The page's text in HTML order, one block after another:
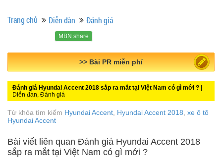
Trang chủ Diễn đàn Đánh giá
MBN share
>> Quảng cáo miễn phí
Đánh giá Hyundai Accent 2018 sắp ra mắt tại Việt Nam có gì mới ?
Diễn đàn, Đánh giá
Từ khóa tìm kiếm Hyundai Accent, Hyundai Accent 2018, xe ô tô
Hyundai Accent
Bài viết liên quan Đánh giá Hyundai Accent 2018
sắp ra mắt tại Việt Nam có gì mới ?